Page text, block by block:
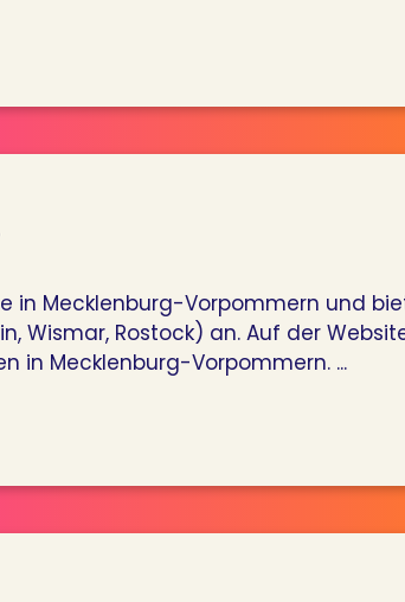
in Mecklenburg-Vorpommern und
Wismar, Rostock) an. Auf der
in Mecklenburg-Vorpommern. ...